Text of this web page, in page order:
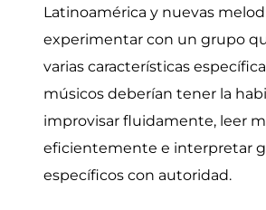
Latinoamérica y nuevas
experimentar con un grupo
varias características
músicos deberían tener la
improvisar fluidamente, leer
eficientemente e interpretar
específicos con autoridad.